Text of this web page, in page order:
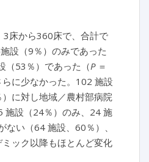
3床から360床で、合計で
設（9％）のみであった
（53％）であった（P ＝
に少なかった。102 施設
に対し地域／農村部病院
施設（24％）のみ、24 施
い（64 施設、60％）、
ック以降もほとんど変化